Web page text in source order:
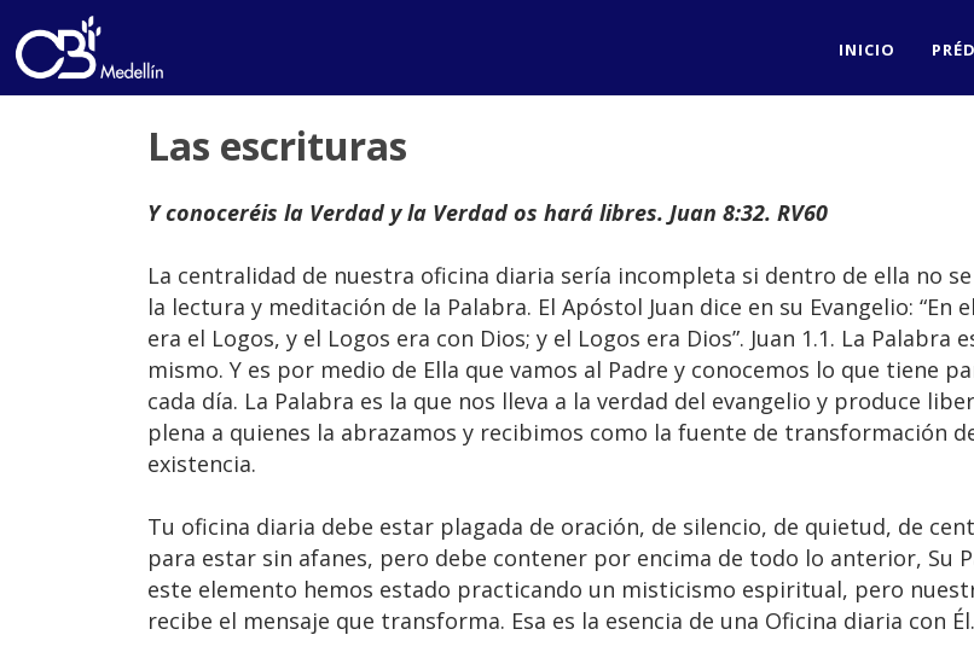
INICIO
Las escrituras
Y conoceréis la Verdad y la Verdad os hará libres. Juan 8:32. RV60
La centralidad de nuestra oficina diaria sería incompleta si dentro de ella no
la lectura y meditación de la Palabra. El Apóstol Juan dice en su Evangelio: “En
era el Logos, y el Logos era con Dios; y el Logos era Dios”. Juan 1.1. La Palabra
mismo. Y es por medio de Ella que vamos al Padre y conocemos lo que tiene
cada día. La Palabra es la que nos lleva a la verdad del evangelio y produce
plena a quienes la abrazamos y recibimos como la fuente de transformación
existencia.
Tu oficina diaria debe estar plagada de oración, de silencio, de quietud, de
para estar sin afanes, pero debe contener por encima de todo lo anterior, Su
este elemento hemos estado practicando un misticismo espiritual, pero
recibe el mensaje que transforma. Esa es la esencia de una Oficina diaria con Él.